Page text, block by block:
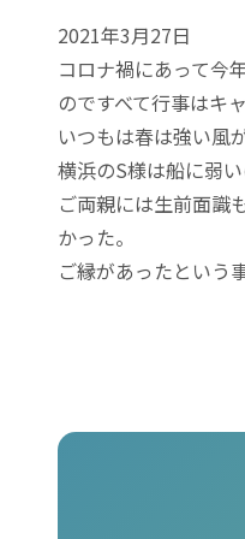
2021年3月27日
コロナ禍にあって今
のですべて行事はキ
いつもは春は強い風
横浜のS様は船に弱
ご両親には生前面識
かった。
ご縁があったという